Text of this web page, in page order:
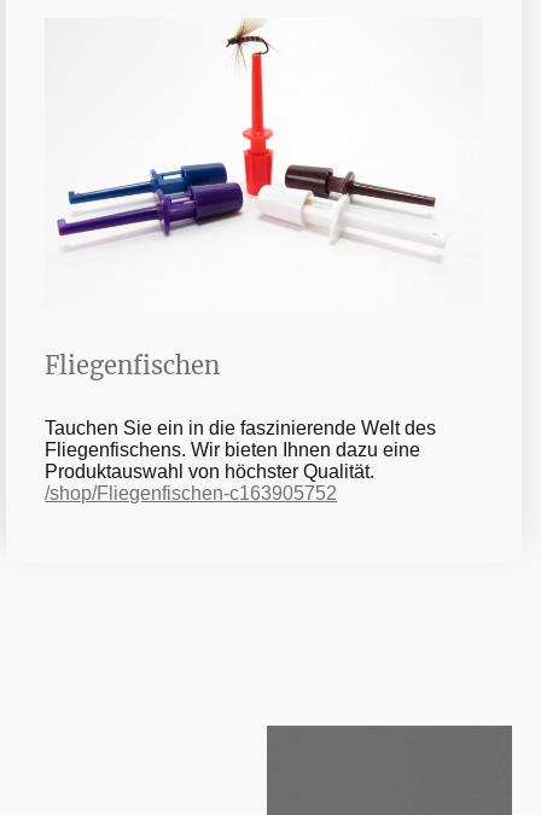
Fliegenfischen
Tauchen Sie ein in die faszinierende Welt des
Fliegenfischens. Wir bieten Ihnen dazu eine
Produktauswahl von höchster Qualität.
/shop/Fliegenfischen-c163905752